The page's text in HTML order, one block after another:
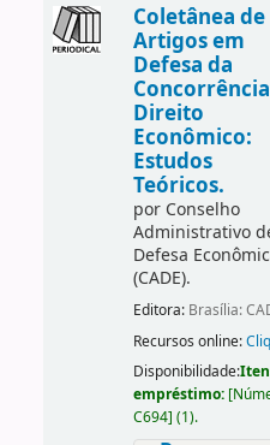
Coletânea de
Artigos em
Defesa da
Direito
Econômico:
Estudos
Teóricos.
por Conselho
Administrativo
Defesa
(CADE).
Editora: Brasília:
Recursos online:
Disponibilidade:
empréstimo: [
C694] (1).